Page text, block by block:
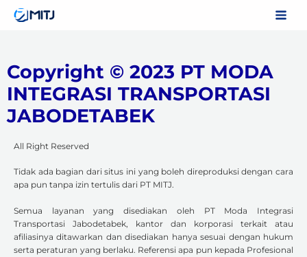
Copyright © 2023 PT MODA
INTEGRASI TRANSPORTASI
JABODETABEK
All Right Reserved
Tidak ada bagian dari situs ini yang boleh direproduksi dengan cara
apa pun tanpa izin tertulis dari PT MITJ.
Semua layanan yang disediakan oleh PT Moda Integrasi
Transportasi Jabodetabek, kantor dan korporasi terkait atau
afiliasinya ditawarkan dan disediakan hanya sesuai dengan hukum
serta peraturan yang berlaku. Referensi apa pun kepada Profesional